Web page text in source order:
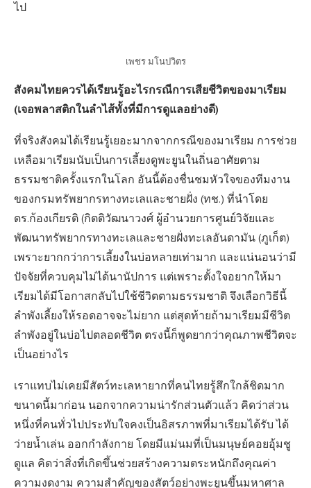
ไป
เพชร มโนปวิตร
สังคมไทยควรได้เรียนรู้อะไรกรณีการเสียชีวิตของมาเรียม
(เจอพลาสติกในลำไส้ทั้งที่มีการดูแลอย่างดี)
ที่จริงสังคมได้เรียนรู้เยอะมากจากกรณีของมาเรียม การช่วย
เหลือมาเรียมนับเป็นการเลี้ยงดูพะยูนในถิ่นอาศัยตาม
ธรรมชาติครั้งแรกในโลก อันนี้ต้องชื่นชมหัวใจของทีมงาน
ของกรมทรัพยากรทางทะเลและชายฝั่ง (ทช.) ที่นำโดย
ดร.ก้องเกียรติ (กิตติวัฒนาวงศ์ ผู้อำนวยการศูนย์วิจัยและ
พัฒนาทรัพยากรทางทะเลและชายฝั่งทะเลอันดามัน (ภูเก็ต)
เพราะยากกว่าการเลี้ยงในบ่อหลายเท่ามาก และแน่นอนว่ามี
ปัจจัยที่ควบคุมไม่ได้นานัปการ แต่เพราะตั้งใจอยากให้มา
เรียมได้มีโอกาสกลับไปใช้ชีวิตตามธรรมชาติ จึงเลือกวิธีนี้
ลำพังเลี้ยงให้รอดอาจจะไม่ยาก แต่สุดท้ายถ้ามาเรียมมีชีวิต
ลำพังอยู่ในบ่อไปตลอดชีวิต ตรงนี้ก็พูดยากว่าคุณภาพชีวิตจะ
เป็นอย่างไร
เราแทบไม่เคยมีสัตว์ทะเลหายากที่คนไทยรู้สึกใกล้ชิดมาก
ขนาดนี้มาก่อน นอกจากความน่ารักส่วนตัวแล้ว คิดว่าส่วน
หนึ่งที่คนทั่วไปประทับใจคงเป็นอิสรภาพที่มาเรียมได้รับ ได้
ว่ายน้ำเล่น ออกกำลังกาย โดยมีแม่นมที่เป็นมนุษย์คอยอุ้มชู
ดูแล คิดว่าสิ่งที่เกิดขึ้นช่วยสร้างความตระหนักถึงคุณค่า
ความงดงาม ความสำคัญของสัตว์อย่างพะยูนขึ้นมหาศาล